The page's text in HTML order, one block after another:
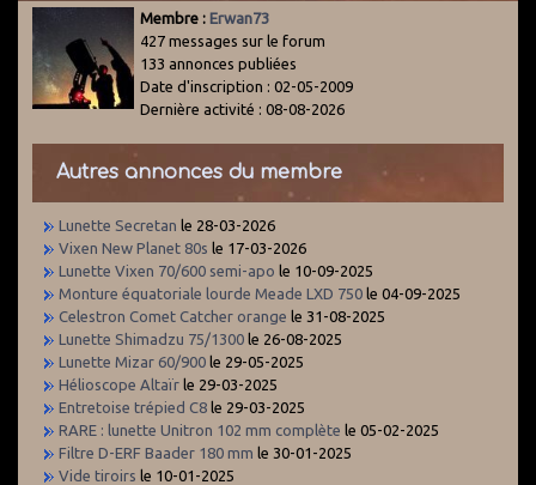
Membre : Erwan73
427 messages sur le forum
133 annonces publiées
Date d'inscription : 02-05-2009
Dernière activité : 08-08-2026
Autres annonces du membre
Lunette Secretan le 28-03-2026
Vixen New Planet 80s le 17-03-2026
Lunette Vixen 70/600 semi-apo le 10-09-2025
Monture équatoriale lourde Meade LXD 750 le 04-09-2025
Celestron Comet Catcher orange le 31-08-2025
Lunette Shimadzu 75/1300 le 26-08-2025
Lunette Mizar 60/900 le 29-05-2025
Hélioscope Altaïr le 29-03-2025
Entretoise trépied C8 le 29-03-2025
RARE : lunette Unitron 102 mm complète le 05-02-2025
Filtre D-ERF Baader 180 mm le 30-01-2025
Vide tiroirs le 10-01-2025